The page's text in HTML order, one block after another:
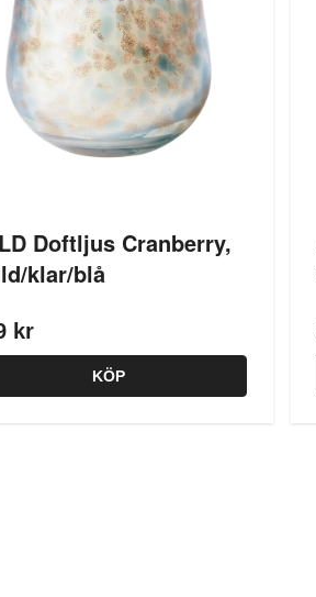
Doftljus Cranberry,
klar/blå
kr
KÖP